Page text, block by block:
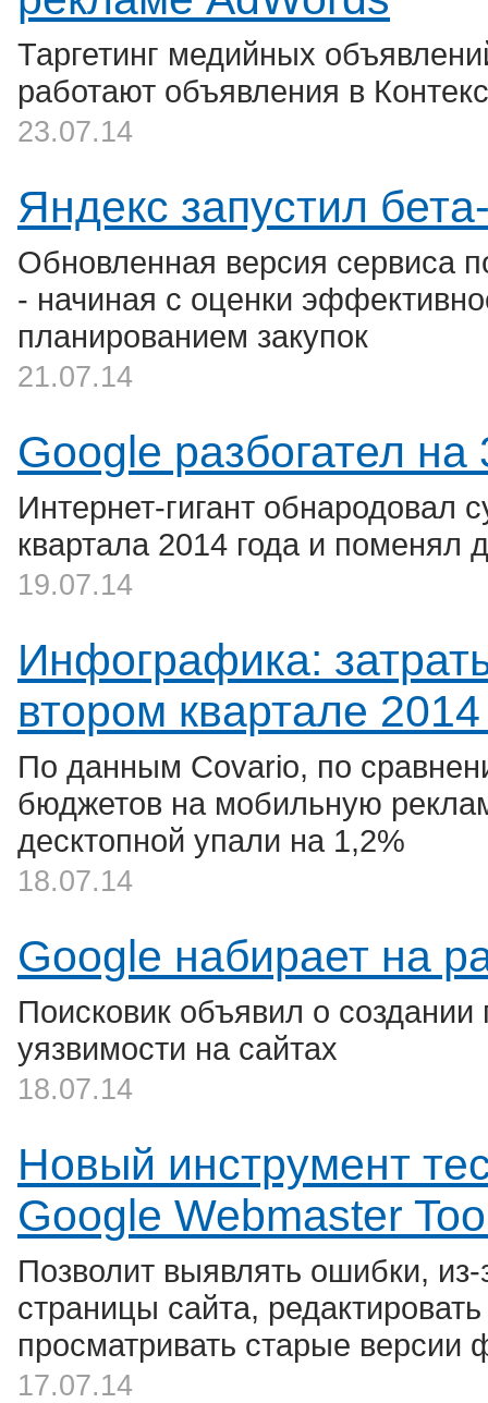
Таргетинг медийных
работают объявления в
23.07.14
Яндекс запустил
Обновленная версия сервиса
- начиная с оценки
планированием закупок
21.07.14
Google разбогател
Интернет-гигант обнародовал
квартала 2014 года и поменял
19.07.14
Инфографика:
втором квартале 2014
По данным Covario, по
бюджетов на мобильную
десктопной упали на 1,2%
18.07.14
Google набирает на
Поисковик объявил о создании
уязвимости на сайтах
18.07.14
Новый инструмент
Google Webmaster
Позволит выявлять ошибки,
страницы сайта,
просматривать старые версии
17.07.14